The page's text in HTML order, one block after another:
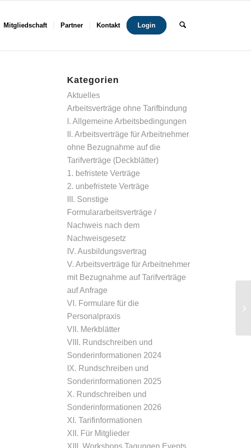
Mitgliedschaft Partner Kontakt Login
Kategorien
Aktuelles
Arbeitsverträge ohne Tarifbindung
I. Allgemeine Arbeitsbedingungen
II. Arbeitsverträge für Arbeitnehmer
ohne Bezugnahme auf die
Tarifverträge (Deckblätter)
1. befristete Verträge
2. unbefristete Verträge
III. Sonstige
Formulararbeitsverträge /
Nachweis nach dem
Nachweisgesetz
IV. Ausbildungsvertrag
V. Arbeitsverträge für Arbeitnehmer
mit Bezugnahme auf Tarifverträge
auf Anfrage
VI. Formulare für die
Personalpraxis
VII. Merkblätter
VIII. Rundschreiben und
Sonderinformationen 2024
IX. Rundschreiben und
Sonderinformationen 2025
X. Rundschreiben und
Sonderinformationen 2026
XI. Tarifinformationen
XII. Für Mitglieder
XIII. Workshops Tagungen Events